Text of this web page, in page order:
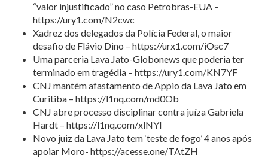
“valor injustificado” no caso Petrobras-EUA –
https://ury1.com/N2cwc
Xadrez dos delegados da Polícia Federal, o maior
desafio de Flávio Dino – https://urx1.com/iOsc7
Uma parceria Lava Jato-Globonews que poderia ter
terminado em tragédia – https://ury1.com/KN7YF
CNJ mantém afastamento de Appio da Lava Jato em
Curitiba – https://l1nq.com/md0Ob
CNJ abre processo disciplinar contra juíza Gabriela
Hardt – https://l1nq.com/xlNYI
Novo juiz da Lava Jato tem ‘teste de fogo’ 4 anos após
apoiar Moro- https://acesse.one/TAtZH